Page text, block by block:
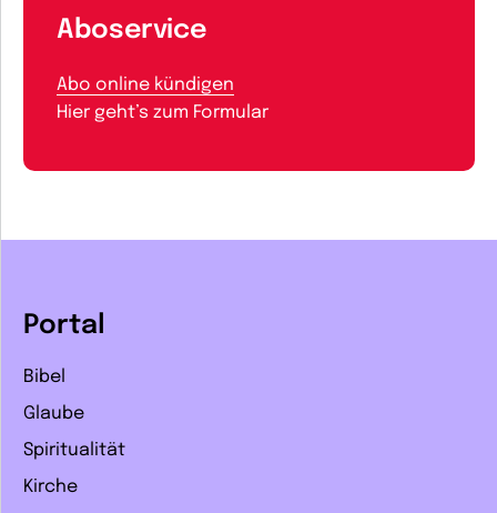
Aboservice
Abo online kündigen
Hier geht’s zum Formular
Portal
Bibel
Glaube
Spiritualität
Kirche